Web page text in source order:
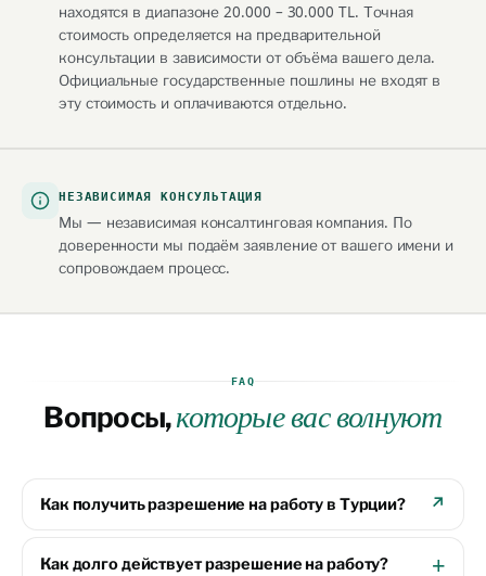
находятся в диапазоне 20.000 – 30.000 TL. Точная
стоимость определяется на предварительной
консультации в зависимости от объёма вашего дела.
Официальные государственные пошлины не входят в
эту стоимость и оплачиваются отдельно.
НЕЗАВИСИМАЯ КОНСУЛЬТАЦИЯ
Мы — независимая консалтинговая компания. По
доверенности мы подаём заявление от вашего имени и
сопровождаем процесс.
FAQ
Вопросы,которые вас волнуют
Как получить разрешение на работу в Турции?
Как долго действует разрешение на работу?